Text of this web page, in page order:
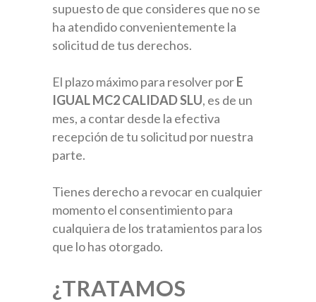
supuesto de que consideres que no se
ha atendido convenientemente la
solicitud de tus derechos.
El plazo máximo para resolver porE
IGUAL MC2 CALIDAD SLU, es de un
mes, a contar desde la efectiva
recepción de tu solicitud por nuestra
parte.
Tienes derecho a revocar en cualquier
momento el consentimiento para
cualquiera de los tratamientos para los
que lo has otorgado.
¿TRATAMOS